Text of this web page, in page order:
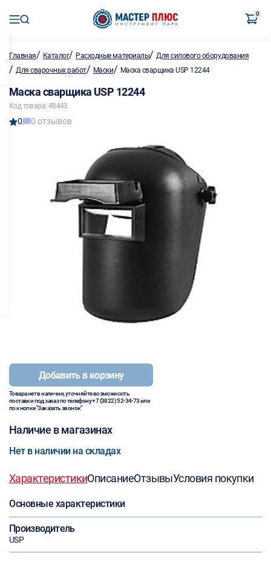
0
Главная/ Каталог/ Расходные материалы/Для силового оборудования
/ Для сварочных работ/ Маски/ Маска сварщика USP 12244
Маска сварщика USP 12244
Код товара: 48443
0 0 отзывов
Добавить в корзину
Товара нет в наличии, уточняйте возможность
поставки под заказ по телефону+7 (3822) 52-34-73или
по кнопке "Заказать звонок"
Наличие в магазинах
Нет в наличии на складах
ХарактеристикиОписаниеОтзывыУсловия покупки
Основные характеристики
Производитель
USP